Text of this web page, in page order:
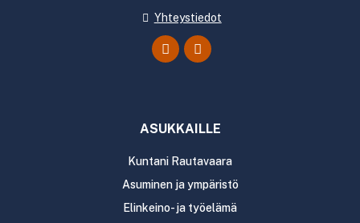
Yhteystiedot
ASUKKAILLE
Kuntani Rautavaara
Asuminen ja ympäristö
Elinkeino- ja työelämä